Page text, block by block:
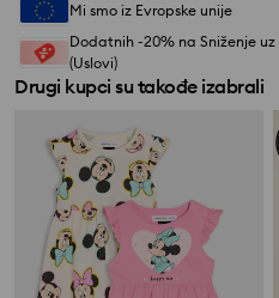
Mi smo iz Evropske unije
Dodatnih -20% na Sniženje
(Uslovi)
Drugi kupci su takođe izabrali